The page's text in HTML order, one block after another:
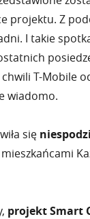
projektu. Z
I takie
T-Mobile
wiadomo.
się
projekt Smart